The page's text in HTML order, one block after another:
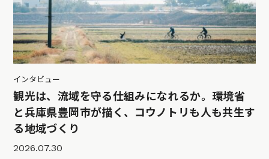
インタビュー
観光は、流域を守る仕組みになれるか。環境省
と兵庫県豊岡市が描く、コウノトリも人も共生す
る地域づくり
2026.07.30